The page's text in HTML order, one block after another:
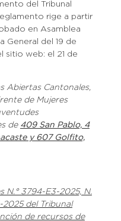
del Tribunal
rige a partir
en Asamblea
General del 19 de
sitio web: el 21 de
Abiertas Cantonales,
de Mujeres
de 409 San Pablo, 4
y 607 Golfito,
N.° 3794-E3-2025, N.
2025del Tribunal
de recursos de